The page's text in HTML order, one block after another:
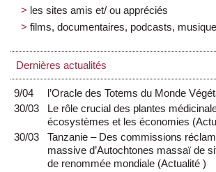
les sites amis et/ ou appréciés
films, documentaires, podcasts,
Dernières actualités
9/04 l’Oracle des Totems du Monde
30/03
Le rôle crucial des plantes
écosystèmes et les économies (
30/03
Tanzanie – Des commissions
massive d’Autochtones massaï de
de renommée mondiale (Actualité)